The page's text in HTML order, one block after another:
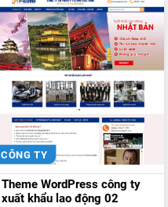
CÔNG TY
Theme WordPress công ty
xuất khẩu lao động 02